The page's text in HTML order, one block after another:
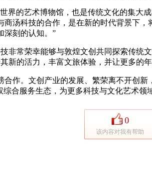
的艺术博物馆，也是传统文化的集大
汤科技的合作，是在新的时代背景下
深刻的认知。”
常荣幸能够与敦煌文创共同探索传统
新的活力，丰富文旅体验，并让更多的
。文创产业的发展、繁荣离不开创新
合服务生态，为更多科技与文化艺术领
0
该内容对我有帮助